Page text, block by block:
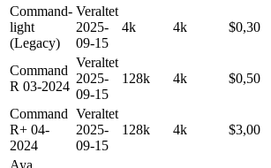
Command-
light
(Legacy)
Veraltet
2025-
09-15
4k 4k $0,30
Command
R 03-2024
Veraltet
2025-
09-15
128k 4k $0,50
Command
R+ 04-
2024
Veraltet
2025-
09-15
128k 4k $3,00
Aya